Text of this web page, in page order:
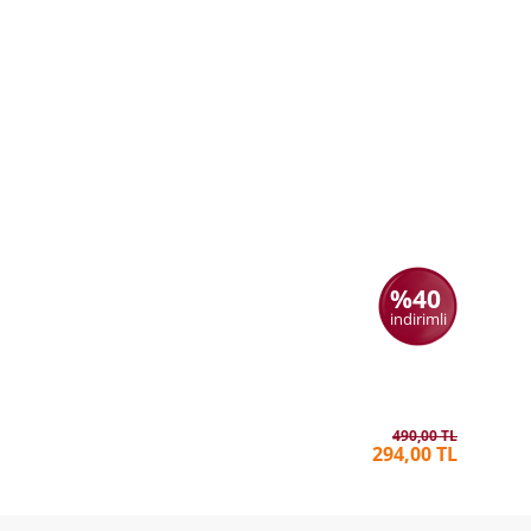
%40
indirimli
490,00 TL
294,00 TL